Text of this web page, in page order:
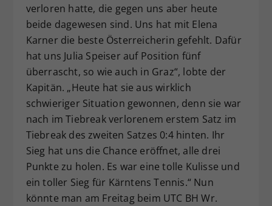
verloren hatte, die gegen uns aber heute
beide dagewesen sind. Uns hat mit Elena
Karner die beste Österreicherin gefehlt. Dafür
hat uns Julia Speiser auf Position fünf
überrascht, so wie auch in Graz“, lobte der
Kapitän. „Heute hat sie aus wirklich
schwieriger Situation gewonnen, denn sie war
nach im Tiebreak verlorenem erstem Satz im
Tiebreak des zweiten Satzes 0:4 hinten. Ihr
Sieg hat uns die Chance eröffnet, alle drei
Punkte zu holen. Es war eine tolle Kulisse und
ein toller Sieg für Kärntens Tennis.“ Nun
könnte man am Freitag beim UTC BH Wr.